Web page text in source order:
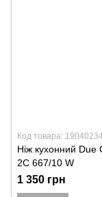
Код товара: 19040234
Ніж кухонний
2C 667/10 W
1 350 грн